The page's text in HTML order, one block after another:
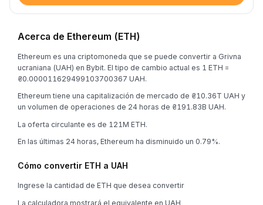
Acerca de Ethereum (ETH)
Ethereum es una criptomoneda que se puede convertir a Grivna
ucraniana (UAH) en Bybit. El tipo de cambio actual es 1 ETH =
₴0.000011629499103700367 UAH.
Ethereum tiene una capitalización de mercado de ₴10.36T UAH y
un volumen de operaciones de 24 horas de ₴191.83B UAH.
La oferta circulante es de 121M ETH.
En las últimas 24 horas, Ethereum ha disminuido un 0.79%.
Cómo convertir ETH a UAH
Ingrese la cantidad de ETH que desea convertir
La calculadora mostrará el equivalente en UAH